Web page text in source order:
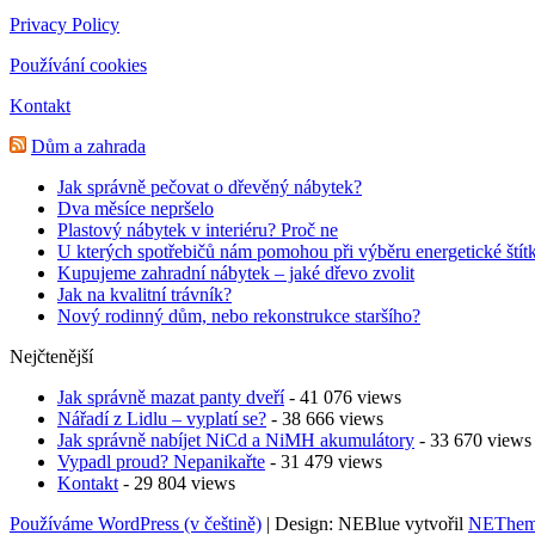
Privacy Policy
Používání cookies
Kontakt
Dům a zahrada
Jak správně pečovat o dřevěný nábytek?
Dva měsíce nepršelo
Plastový nábytek v interiéru? Proč ne
U kterých spotřebičů nám pomohou při výběru energetické
Kupujeme zahradní nábytek – jaké dřevo zvolit
Jak na kvalitní trávník?
Nový rodinný dům, nebo rekonstrukce staršího?
Nejčtenější
Jak správně mazat panty dveří- 41 076 views
Nářadí z Lidlu – vyplatí se? - 38 666 views
Jak správně nabíjet NiCd a NiMH akumulátory - 33 670 views
Vypadl proud? Nepanikařte - 31 479 views
Kontakt - 29 804 views
Používáme WordPress (v češtině) | Design: NEBlue vytvořil